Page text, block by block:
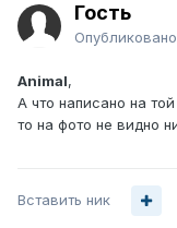
Гость
Опубликовано
Animal,
А что написано на
то на фото не видно
Вставить ник